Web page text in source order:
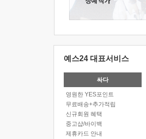
예스24 대표서비스
싸다
영원한 YES포인트
무료배송+추가적립
신규회원 혜택
중고샵/바이백
제휴카드 안내